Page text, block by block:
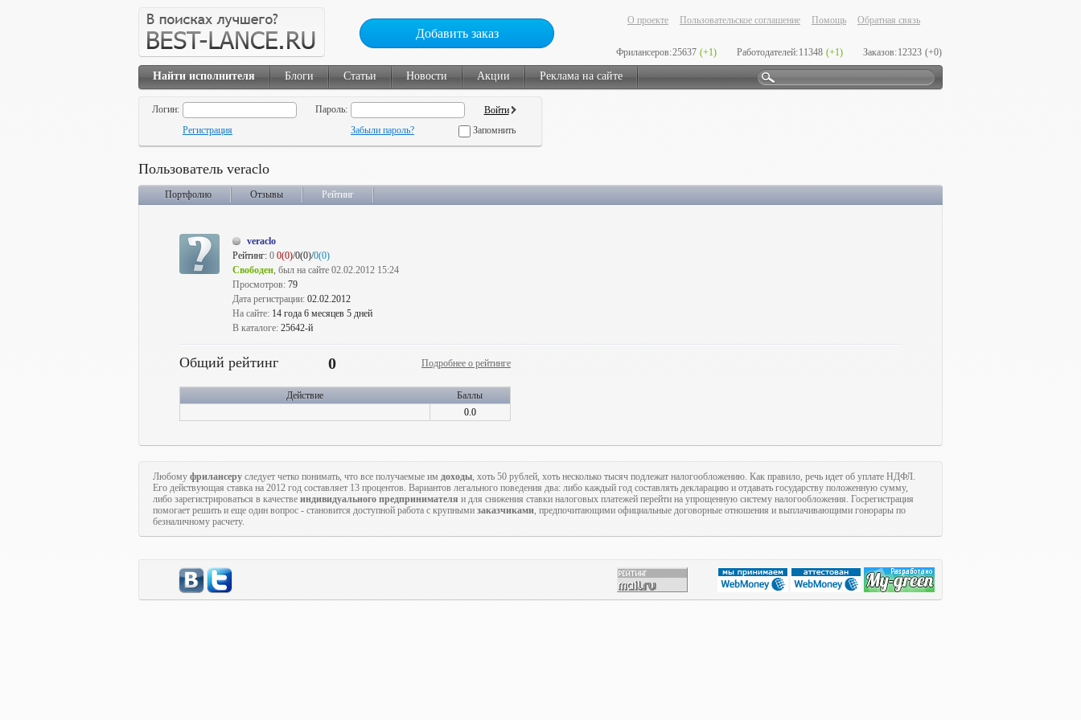
Добавить заказ
О проекте Пользовательское соглашение Помощь Обратная связь
Фрилансеров:25637 (+1) Работодателей:11348 (+1) Заказов:12323 (+0)
Найти исполнителя Блоги Статьи Новости Акции Реклама на сайте
Логин:
Пароль:
Регистрация
Забыли пароль? Запомнить
Пользователь veraclo
Портфолио Отзывы Рейтинг
veraclo
Рейтинг: 0 0(0)/0(0)/0(0)
Свободен, был на сайте 02.02.2012 15:24
Просмотров: 79
Дата регистрации: 02.02.2012
На сайте: 14 года 6 месяцев 5 дней
В каталоге: 25642-й
Общий рейтинг 0 Подробнее о рейтинге
Действие
Баллы
0.0
Любому фрилансеру следует четко понимать, что все получаемые им доходы, хоть 50 рублей, хоть несколько тысяч подлежат налогообложению. Как правило, речь идет об уплате НДФЛ.
Его действующая ставка на 2012 год составляет 13 процентов. Вариантов легального поведения два: либо каждый год составлять декларацию и отдавать государству положенную сумму,
либо зарегистрироваться в качестве индивидуального предпринимателя и для снижения ставки налоговых платежей перейти на упрощенную систему налогообложения. Госрегистрация
помогает решить и еще один вопрос - становится доступной работа с крупными заказчиками, предпочитающими официальные договорные отношения и выплачивающими гонорары по
безналичному расчету.